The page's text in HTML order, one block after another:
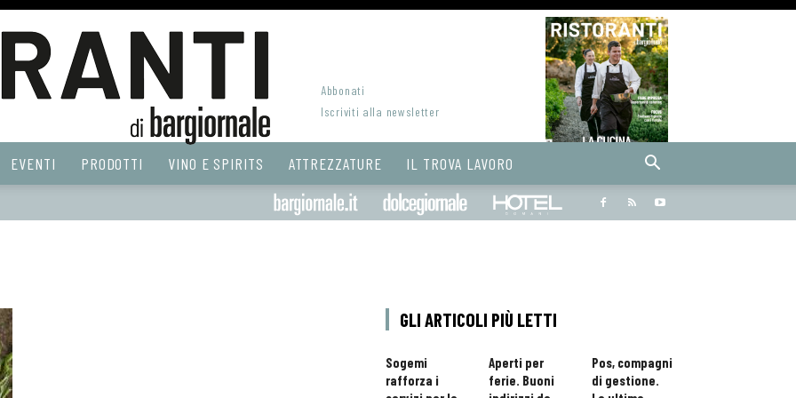
Abbonati
Iscriviti alla newsletter
EVENTI PRODOTTI VINO E SPIRITS ATTREZZATURE IL TROVA LAVORO
Bargiornale dolcegiornale
GLI ARTICOLI PIÙ LETTI
Sogemi
rafforza i
Aperti per
ferie. Buoni
Pos, compagni
di gestione.